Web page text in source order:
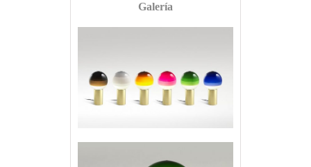
Galería